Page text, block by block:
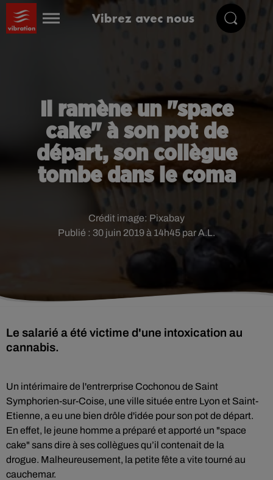
Vibrez avec nous
Il ramène un "space
cake" à son pot de
départ, son collègue
tombe dans le coma
Publié : 30 juin 2019 à 14h45 par A.L.
Crédit image: Pixabay
Le salarié a été victime d'une intoxication au
cannabis.
Un intérimaire de l'entrerprise Cochonou de Saint
Symphorien-sur-Coise, une ville située entre Lyon et Saint-
Etienne, a eu une bien drôle d'idée pour son pot de départ.
En effet, le jeune homme a préparé et apporté un "space
cake" sans dire à ses collègues qu’il contenait de la
drogue. Malheureusement, la petite fête a vite tourné au
cauchemar.